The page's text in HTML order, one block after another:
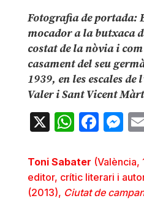
Fotografia de portada:
mocador a la butxaca
costat de la nòvia i
casament del seu
1939, en les escales de
Valer i Sant Vicent
X
Toni Sabater (València,
editor, crític literari i
(2013), Ciutat de